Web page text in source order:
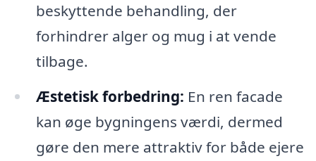
beskyttende behandling, der
forhindrer alger og mug i at vende
tilbage.
Æstetisk forbedring: En ren facade
kan øge bygningens værdi, dermed
gøre den mere attraktiv for både ejere